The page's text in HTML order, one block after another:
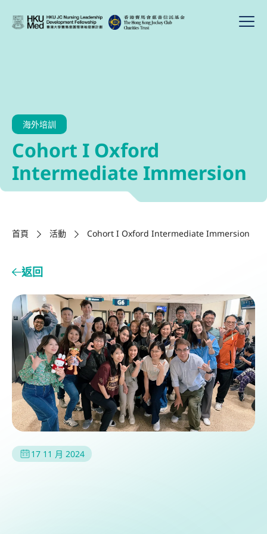
海外培訓
Cohort I Oxford
Intermediate Immersion
首頁 活動 Cohort I Oxford Intermediate Immersion
返回
17 11 月 2024